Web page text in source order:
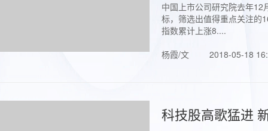
中国上市公司研究院去年
标，筛选出值得重点关注的
指数累计上涨8....
杨霞/文
2018-05-18
科技股高歌猛进